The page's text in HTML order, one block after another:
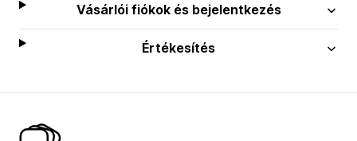
Vásárlói fiókok és bejelentkezés
Értékesítés